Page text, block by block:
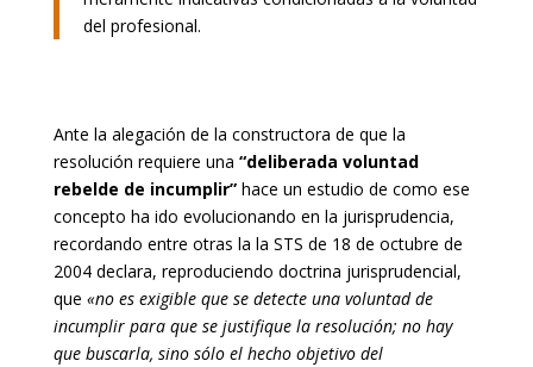
del profesional.
Ante la alegación de la constructora de que la
resolución requiere una “deliberada voluntad
rebelde de incumplir”hace un estudio de como ese
concepto ha ido evolucionando en la jurisprudencia,
recordando entre otras la la STS de 18 de octubre de
2004 declara, reproduciendo doctrina jurisprudencial,
que «no es exigible que se detecte una voluntad de
incumplir para que se justifique la resolución; no hay
que buscarla, sino sólo el hecho objetivo del